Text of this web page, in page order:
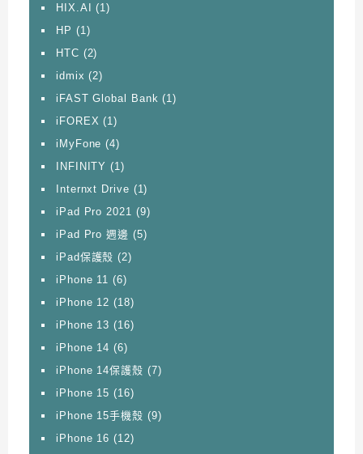
HIX.AI
(1)
HP (1)
HTC (2)
idmix (2)
iFAST Global Bank (1)
iFOREX (1)
iMyFone (4)
INFINITY (1)
Internxt Drive (1)
iPad Pro 2021 (9)
iPad Pro 週邊 (5)
iPad保護殼 (2)
iPhone 11 (6)
iPhone 12 (18)
iPhone 13 (16)
iPhone 14 (6)
iPhone 14保護殼 (7)
iPhone 15 (16)
iPhone 15手機殼 (9)
iPhone 16 (12)